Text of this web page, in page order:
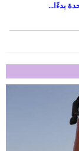
بدءًا...